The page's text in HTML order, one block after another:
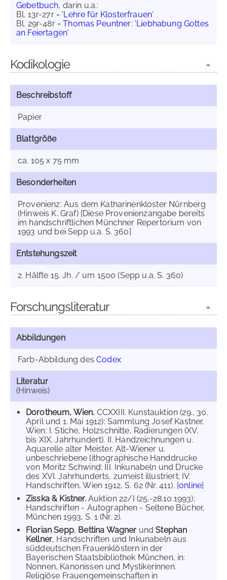
Gebetbuch, darin u.a.:
Bl. 13r-27r = 'Lehre für Klosterfrauen'
Bl. 29r-48r =Thomas Peuntner: 'Liebhabung Gottes
an Feiertagen'
Kodikologie
Beschreibstoff
Papier
Blattgröße
ca. 105 x 75 mm
Besonderheiten
Provenienz: Aus dem Katharinenkloster Nürnberg
(Hinweis K. Graf) [Diese Provenienzangabe bereits
im handschriftlichen Münchner Repertorium von
1993 und bei Sepp u.a. S. 360]
Entstehungszeit
2. Hälfte 15. Jh. / um 1500 (Sepp u.a. S. 360)
Forschungsliteratur
Abbildungen
Farb-Abbildung desCodex
Literatur
(Hinweis)
Dorotheum, Wien. CCXXIII. Kunstauktion (29., 30.
April und 1. Mai 1912): Sammlung Josef Kastner,
Wien: I. Stiche, Holzschnitte, Radierungen (XV.
bis XIX. Jahrhundert). II. Handzeichnungen u.
Aquarelle alter Meister, Alt-Wiener u.
unbeschriebene lithographische Handdrucke
von Moritz Schwind; III. Inkunabeln und Drucke
des XVI. Jahrhunderts, zumeist illustriert; IV.
Handschriften, Wien 1912, S. 62 (Nr. 411). [online]
Zisska & Kistner.Auktion 22/I (25.-28.10.1993):
Handschriften - Autographen - Seltene Bücher,
München 1993, S. 1 (Nr. 2).
Florian Sepp, Bettina Wagner undStephan
Kellner, Handschriften und Inkunabeln aus
süddeutschen Frauenklöstern in der
Bayerischen Staatsbibliothek München, in:
Nonnen, Kanonissen und Mystikerinnen.
Religiöse Frauengemeinschaften in